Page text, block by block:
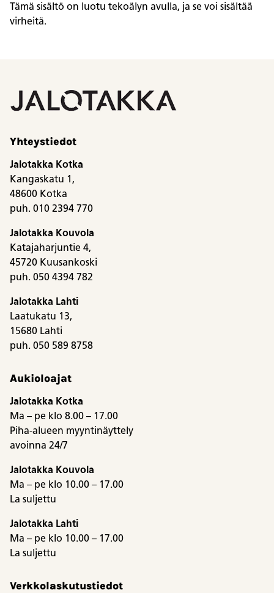
Tämä sisältö on luotu tekoälyn avulla, ja se voi sisältää
virheitä.
Yhteystiedot
Jalotakka Kotka
Kangaskatu 1,
48600 Kotka
puh. 010 2394 770
Jalotakka Kouvola
Katajaharjuntie 4,
45720 Kuusankoski
puh. 050 4394 782
Jalotakka Lahti
Laatukatu 13,
15680 Lahti
puh. 050 589 8758
Aukioloajat
Jalotakka Kotka
Ma – pe klo 8.00 – 17.00
Piha-alueen myyntinäyttely
avoinna 24/7
Jalotakka Kouvola
Ma – pe klo 10.00 – 17.00
La suljettu
Jalotakka Lahti
Ma – pe klo 10.00 – 17.00
La suljettu
Verkkolaskutustiedot